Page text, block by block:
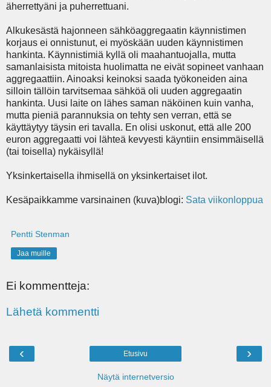
äherrettyäni ja puherrettuani.
Alkukesästä hajonneen sähköaggregaatin käynnistimen
korjaus ei onnistunut, ei myöskään uuden käynnistimen
hankinta. Käynnistimiä kyllä oli maahantuojalla, mutta
samanlaisista mitoista huolimatta ne eivät sopineet vanhaan
aggregaattiin. Ainoaksi keinoksi saada työkoneiden aina
silloin tällöin tarvitsemaa sähköä oli uuden aggregaatin
hankinta. Uusi laite on lähes saman näköinen kuin vanha,
mutta pieniä parannuksia on tehty sen verran, että se
käyttäytyy täysin eri tavalla. En olisi uskonut, että alle 200
euron aggregaatti voi lähteä kevyesti käyntiin ensimmäisellä
(tai toisella) nykäisyllä!
Yksinkertaisella ihmisellä on yksinkertaiset ilot.
Kesäpaikkamme varsinainen (kuva)blogi: Sata viikonloppua
Pentti Stenman
Jaa muille
Ei kommentteja:
Lähetä kommentti
‹ ›
Etusivu
Näytä internetversio